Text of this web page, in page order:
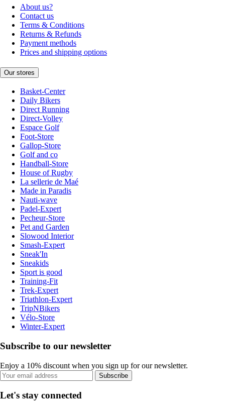
About us?
Contact us
Terms & Conditions
Returns & Refunds
Payment methods
Prices and shipping options
Our stores
Basket-Center
Daily Bikers
Direct Running
Direct-Volley
Espace Golf
Foot-Store
Gallop-Store
Golf and co
Handball-Store
House of Rugby
La sellerie de Maé
Made in Paradis
Nauti-wave
Padel-Expert
Pecheur-Store
Pet and Garden
Slowood Interior
Smash-Expert
Sneak'In
Sneakids
Sport is good
Training-Fit
Trek-Expert
Triathlon-Expert
TripNBikers
Vélo-Store
Winter-Expert
Subscribe to our newsletter
Enjoy a 10% discount when you sign up for our newsletter.
Subscribe
Let's stay connected